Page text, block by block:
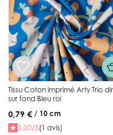
Tissu Coton imprimé Arty Trio
sur fond Bleu roi
0,79 € / 10 cm
5.00/5(1 avis)